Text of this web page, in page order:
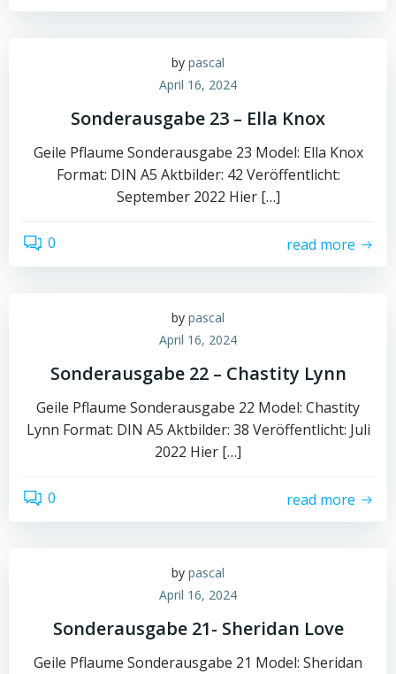
by pascal
April 16, 2024
Sonderausgabe 23 – Ella Knox
Geile Pflaume Sonderausgabe 23 Model: Ella Knox
Format: DIN A5 Aktbilder: 42 Veröffentlicht:
September 2022 Hier […]
0 read more
by pascal
April 16, 2024
Sonderausgabe 22 – Chastity Lynn
Geile Pflaume Sonderausgabe 22 Model: Chastity
Lynn Format: DIN A5 Aktbilder: 38 Veröffentlicht: Juli
2022 Hier […]
0 read more
by pascal
April 16, 2024
Sonderausgabe 21- Sheridan Love
Geile Pflaume Sonderausgabe 21 Model: Sheridan